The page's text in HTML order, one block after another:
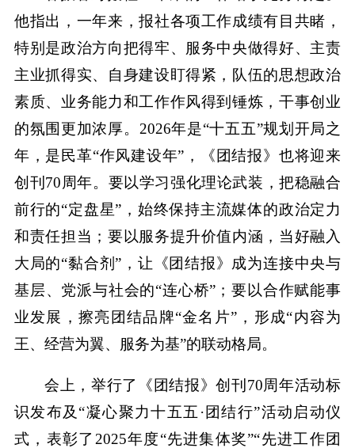
他指出，一年来，报社各项工作成绩有目共睹，
特别是政治方向把得牢、服务中央做得好、主责
主业抓得实、自身建设盯得紧，队伍的思想政治
素质、业务能力和工作作风得到锤炼，干事创业
的氛围更加浓厚。2026年是“十五五”规划开局之
年，是民革“作风建设年”，《团结报》也将迎来
创刊70周年。要以学习强化理论武装，把稳融合
前行的“定盘星”，始终保持主流媒体的政治定力
和责任担当；要以服务提升价值内涵，当好融入
大局的“黏合剂”，让《团结报》成为连接中央与
基层、党派与社会的“连心桥”；要以合作赋能事
业发展，擦亮团结品牌“金名片”，形成“内容为
王、经营为翼、服务为基”的联动格局。
会上，举行了《团结报》创刊70周年活动标
识发布及“凝心聚力十五五·团结行”活动启动仪
式，表彰了2025年度“先进集体奖”“先进工作团